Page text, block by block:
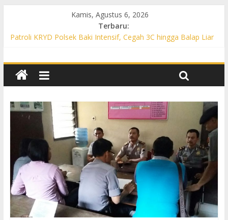
Kamis, Agustus 6, 2026
Terbaru:
Patroli KRYD Polsek Baki Intensif, Cegah 3C hingga Balap Liar
Permukiman, Warga Diajak Aktif Jaga Kamtibmas
Patroli Cegah Karhutla, Polsek Weru Sisir Lahan Kering dan
Patroli Blue Light KRYD Polsek Bendosari Sasar Objek Vital,
Polisi Ajak Warga Waspada dan Cegah Karhutla
Patroli Blue Light KRYD Polsek Kartasura Sasar Titik Rawan,
Cegah Kejahatan 3C